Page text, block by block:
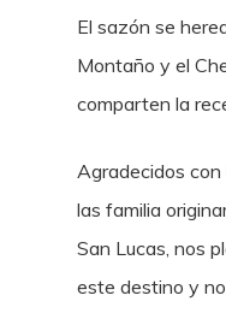
El sazón se
Montaño y el
comparten la
Agradecidos con
las familia
San Lucas, nos
este destino y